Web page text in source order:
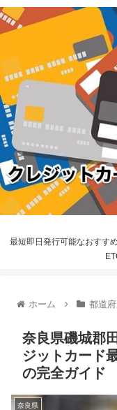
最短即日発行可能なおすす
ホーム 都道
奈良県磯城郡
ジットカード
の完全ガイド
奈良県